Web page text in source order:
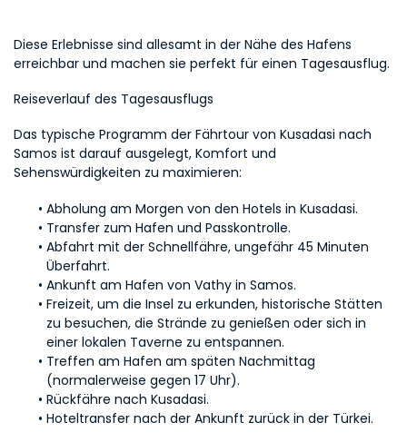
Diese Erlebnisse sind allesamt in der Nähe des Hafens
erreichbar und machen sie perfekt für einen Tagesausflug.
Reiseverlauf des Tagesausflugs
Das typische Programm der Fährtour von Kusadasi nach
Samos ist darauf ausgelegt, Komfort und
Sehenswürdigkeiten zu maximieren:
Abholung am Morgen von den Hotels in Kusadasi.
Transfer zum Hafen und Passkontrolle.
Abfahrt mit der Schnellfähre, ungefähr 45 Minuten
Überfahrt.
Ankunft am Hafen von Vathy in Samos.
Freizeit, um die Insel zu erkunden, historische Stätten
zu besuchen, die Strände zu genießen oder sich in
einer lokalen Taverne zu entspannen.
Treffen am Hafen am späten Nachmittag
(normalerweise gegen 17 Uhr).
Rückfähre nach Kusadasi.
Hoteltransfer nach der Ankunft zurück in der Türkei.